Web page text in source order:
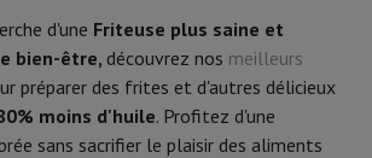
d'une Friteuse plus saine et
bien-être,découvrez nos meilleurs
préparer des frites et d'autres délicieux
moins d'huile. Profitez d'une
sans sacrifier le plaisir des aliments